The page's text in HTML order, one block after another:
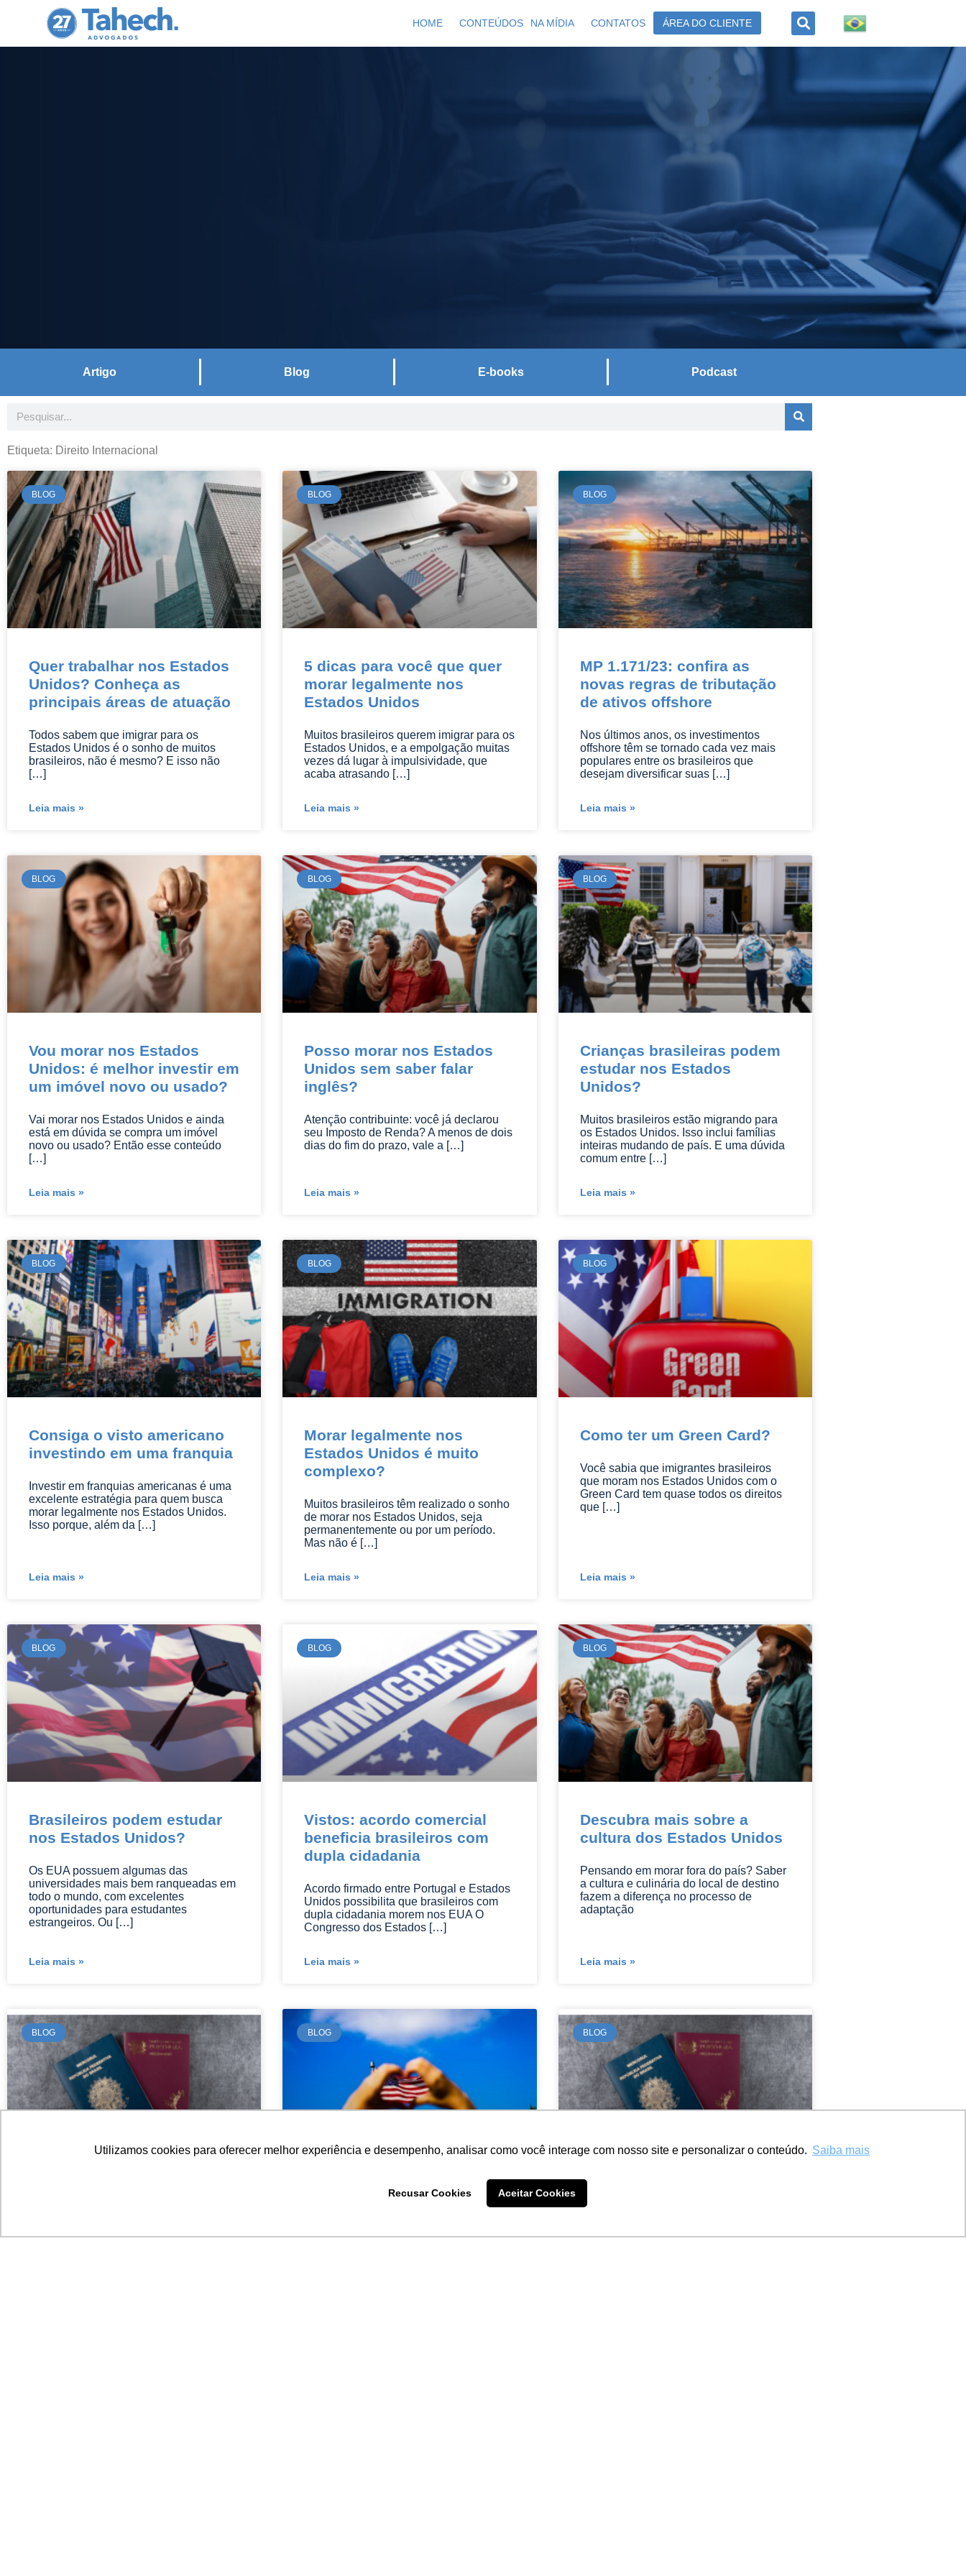
Utilizamos cookies para oferecer melhor experiência e desempenho, analisar como você interage com nosso site e personalizar o conteúdo. Saiba mais
Recusar Cookies Aceitar Cookies
HOME CONTEÚDOS NA MÍDIA CONTATOS ÁREA DO CLIENTE
Conteúdos
pertinentes e atuais da área do Direito.
Artigo Blog E-books Podcast
Etiqueta: Direito Internacional
BLOG
Quer trabalhar nos Estados
Unidos? Conheça as
principais áreas de atuação
Todos sabem que imigrar para os
Estados Unidos é o sonho de muitos
brasileiros, não é mesmo? E isso não
[…]
Leia mais »
BLOG
5 dicas para você que quer
morar legalmente nos
Estados Unidos
Muitos brasileiros querem imigrar para os
Estados Unidos, e a empolgação muitas
vezes dá lugar à impulsividade, que
acaba atrasando […]
Leia mais »
BLOG
MP 1.171/23: confira as
novas regras de tributação
de ativos offshore
Nos últimos anos, os investimentos
offshore têm se tornado cada vez mais
populares entre os brasileiros que
desejam diversificar suas […]
Leia mais »
BLOG
Vou morar nos Estados
Unidos: é melhor investir em
um imóvel novo ou usado?
Vai morar nos Estados Unidos e ainda
está em dúvida se compra um imóvel
novo ou usado? Então esse conteúdo
[…]
Leia mais »
BLOG
Posso morar nos Estados
Unidos sem saber falar
inglês?
Atenção contribuinte: você já declarou
seu Imposto de Renda? A menos de dois
dias do fim do prazo, vale a […]
Leia mais »
BLOG
Crianças brasileiras podem
estudar nos Estados
Unidos?
Muitos brasileiros estão migrando para
os Estados Unidos. Isso inclui famílias
inteiras mudando de país. E uma dúvida
comum entre […]
Leia mais »
BLOG
Consiga o visto americano
investindo em uma franquia
Investir em franquias americanas é uma
excelente estratégia para quem busca
morar legalmente nos Estados Unidos.
Isso porque, além da […]
Leia mais »
BLOG
Morar legalmente nos
Estados Unidos é muito
complexo?
Muitos brasileiros têm realizado o sonho
de morar nos Estados Unidos, seja
permanentemente ou por um período.
Mas não é […]
Leia mais »
BLOG
Como ter um Green Card?
Você sabia que imigrantes brasileiros
que moram nos Estados Unidos com o
Green Card tem quase todos os direitos
que […]
Leia mais »
BLOG
Brasileiros podem estudar
nos Estados Unidos?
Os EUA possuem algumas das
universidades mais bem ranqueadas em
todo o mundo, com excelentes
oportunidades para estudantes
estrangeiros. Ou […]
Leia mais »
BLOG
Vistos: acordo comercial
beneficia brasileiros com
dupla cidadania
Acordo firmado entre Portugal e Estados
Unidos possibilita que brasileiros com
dupla cidadania morem nos EUA O
Congresso dos Estados […]
Leia mais »
BLOG
Descubra mais sobre a
cultura dos Estados Unidos
Pensando em morar fora do país? Saber
a cultura e culinária do local de destino
fazem a diferença no processo de
adaptação
Leia mais »
BLOG BLOG
EUA
BLOG
Está em vigor lei portuguesa
automática’ para brasileiros